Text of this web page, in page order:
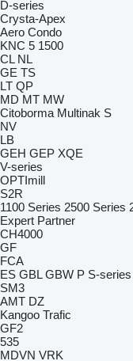
D-series
Crysta-Apex
Aero Condo
KNC 5 1500
CL NL
GE TS
LT QP
MD MT MW
Citoborma Multinak S
NV
LB
GEH GEP XQE
V-series
OPTImill
S2R
1100 Series 2500 Series
Expert Partner
CH4000
GF
FCA
ES GBL GBW P S-series
SM3
AMT DZ
Kangoo Trafic
GF2
535
MDVN VRK